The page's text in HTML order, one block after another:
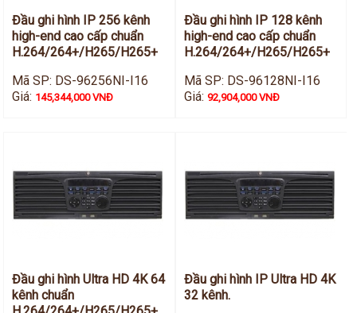
Đầu ghi hình IP 256 kênh
high-end cao cấp chuẩn
H.264/264+/H265/H265+
Mã SP: DS-96256NI-I16
Giá: 145,344,000 VNĐ
Đầu ghi hình IP 128 kênh
high-end cao cấp chuẩn
H.264/264+/H265/H265+
Mã SP: DS-96128NI-I16
Giá: 92,904,000 VNĐ
Đầu ghi hình Ultra HD 4K 64
kênh chuẩn
Đầu ghi hình IP Ultra HD 4K
32 kênh.